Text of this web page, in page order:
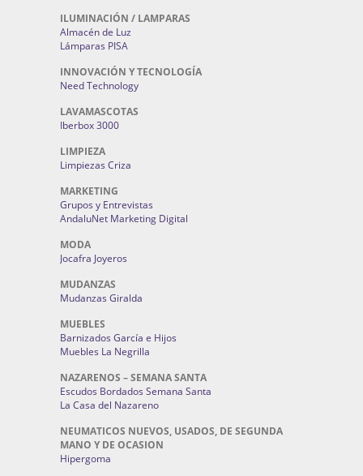
ILUMINACIÓN / LAMPARAS
Almacén de Luz
Lámparas PISA
INNOVACIÓN Y TECNOLOGÍA
Need Technology
LAVAMASCOTAS
Iberbox 3000
LIMPIEZA
Limpiezas Criza
MARKETING
Grupos y Entrevistas
AndaluNet Marketing Digital
MODA
Jocafra Joyeros
MUDANZAS
Mudanzas Giralda
MUEBLES
Barnizados García e Hijos
Muebles La Negrilla
NAZARENOS – SEMANA SANTA
Escudos Bordados Semana Santa
La Casa del Nazareno
NEUMATICOS NUEVOS, USADOS, DE SEGUNDA
MANO Y DE OCASION
Hipergoma